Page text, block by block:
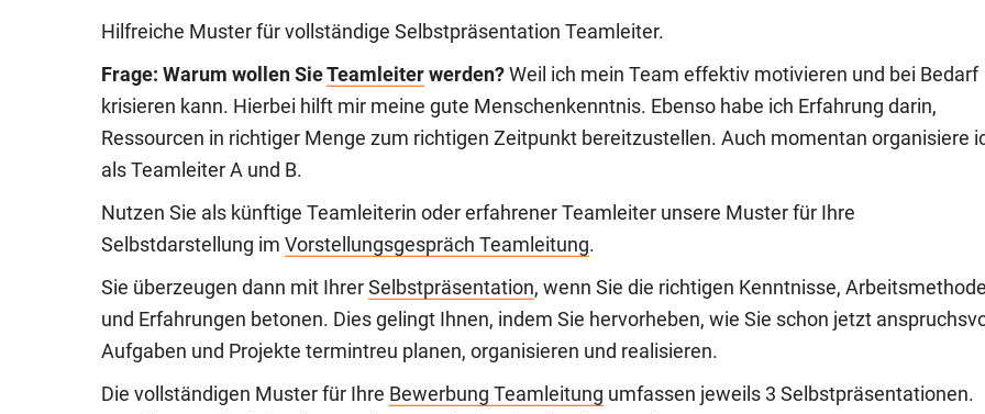
Hilfreiche Muster für vollständige Selbstpräsentation Teamleiter.
Frage: Warum wollen SieTeamleiter werden? Weil ich mein Team effektiv motivieren und bei Bedarf
krisieren kann. Hierbei hilft mir meine gute Menschenkenntnis. Ebenso habe ich Erfahrung darin,
Ressourcen in richtiger Menge zum richtigen Zeitpunkt bereitzustellen. Auch momentan organisiere
als Teamleiter A und B.
Nutzen Sie als künftige Teamleiterin oder erfahrener Teamleiter unsere Muster für Ihre
Selbstdarstellung im Vorstellungsgespräch Teamleitung.
Sie überzeugen dann mit Ihrer Selbstpräsentation, wenn Sie die richtigen Kenntnisse,
und Erfahrungen betonen. Dies gelingt Ihnen, indem Sie hervorheben, wie Sie schon jetzt
Aufgaben und Projekte termintreu planen, organisieren und realisieren.
Die vollständigen Muster für Ihre Bewerbung Teamleitung umfassen jeweils 3 Selbstpräsentationen.